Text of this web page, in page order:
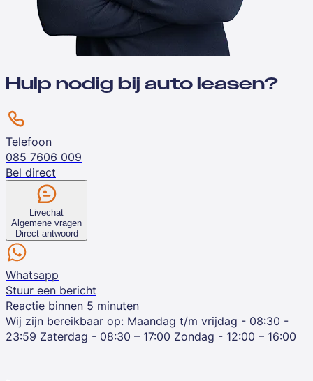
Hulp nodig bij auto leasen?
Telefoon
085 7606 009
Bel direct
Livechat
Algemene vragen
Direct antwoord
Whatsapp
Stuur een bericht
Reactie binnen 5 minuten
Wij zijn bereikbaar op: Maandag t/m vrijdag - 08:30 -
23:59 Zaterdag - 08:30 – 17:00 Zondag - 12:00 – 16:00